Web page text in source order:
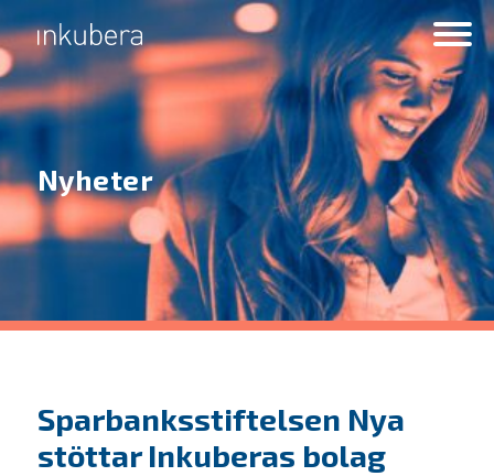
Nyheter
Sparbanksstiftelsen Nya
stöttar Inkuberas bolag